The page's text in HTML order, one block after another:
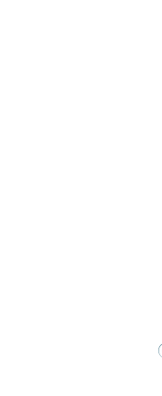
Перейти к